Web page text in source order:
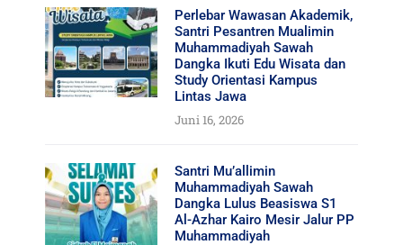
Perlebar Wawasan Akademik,
Santri Pesantren Mualimin
Muhammadiyah Sawah
Dangka Ikuti Edu Wisata dan
Study Orientasi Kampus
Lintas Jawa
Juni 16, 2026
Santri Mu’allimin
Muhammadiyah Sawah
Dangka Lulus Beasiswa S1
Al-Azhar Kairo Mesir Jalur PP
Muhammadiyah